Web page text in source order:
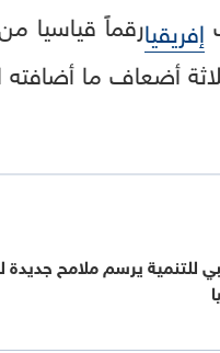
إفريقيا
أضعاف ما
للتنمية يرسم ملامح جديدة